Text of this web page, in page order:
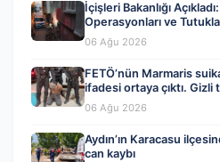
İçişleri Bakanlığı
Operasyonları ve
06 Ağu 2026
FETÖ’nün Marmaris
ifadesi ortaya çıktı. Gizli
06 Ağu 2026
Aydın’ın Karacasu
can kaybı